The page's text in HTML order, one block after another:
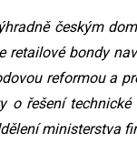
českým
bondy
reformou a
řešení
ministerstva